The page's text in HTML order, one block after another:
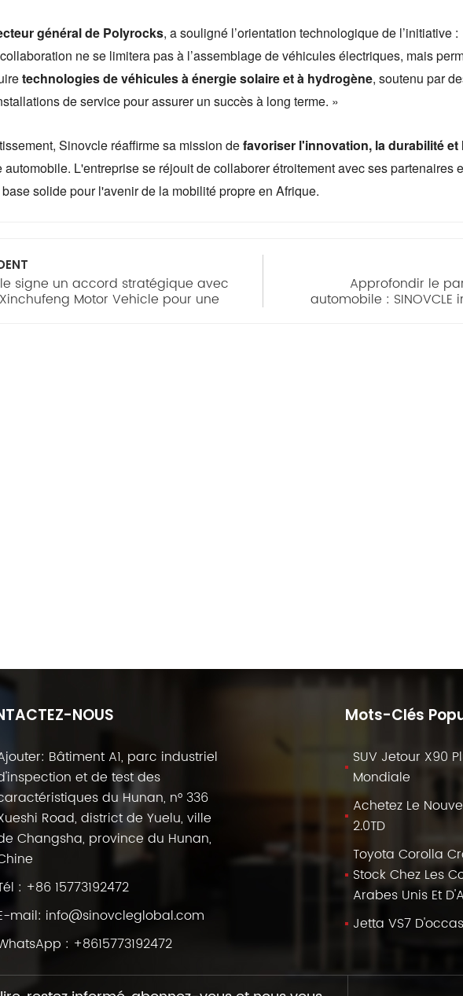
général de Polyrocks, a souligné l’orientation technologique de l’initiative :
ne se limitera pas à l’assemblage de véhicules électriques, mais
technologies de véhicules à énergie solaire et à hydrogène, soutenu par
de service pour assurer un succès à long terme. »
Sinovcle réaffirme sa mission defavoriser l'innovation, la durabilité
L'entreprise se réjouit de collaborer étroitement avec ses partenaires
solide pour l'avenir de la mobilité propre en Afrique.
signe un accord stratégique avec
Motor Vehicle pour une
Approfondir le
automobile : SINOVCLE
NOUS
Bâtiment A1, parc industriel
et de test des
du Hunan, n° 336
Road, district de Yuelu, ville
Changsha, province du Hunan,
: +86 15773192472
mail: info@sinovcleglobal.com
: +8615773192472
Mots-Clés
SUV Jetour X90
Mondiale
Achetez Le
2.0TD
Toyota Corolla
Stock Chez Les
Arabes Unis Et
Jetta VS7